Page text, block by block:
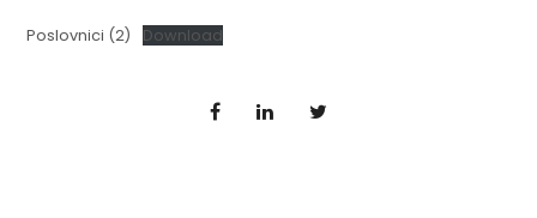
Poslovnici (2) Download